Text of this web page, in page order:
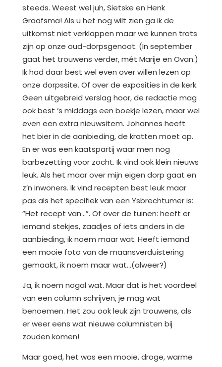
steeds. Weest wel juh, Sietske en Henk
Graafsma! Als u het nog wilt zien ga ik de
uitkomst niet verklappen maar we kunnen trots
zijn op onze oud-dorpsgenoot. (In september
gaat het trouwens verder, mét Marije en Ovan.)
Ik had daar best wel even over willen lezen op
onze dorpssite. Of over de exposities in de kerk.
Geen uitgebreid verslag hoor, de redactie mag
ook best ’s middags een boekje lezen, maar wel
even een extra nieuwsitem. Johannes heeft
het bier in de aanbieding, de kratten moet op.
En er was een kaatspartij waar men nog
barbezetting voor zocht. Ik vind ook klein nieuws
leuk. Als het maar over mijn eigen dorp gaat en
z’n inwoners. Ik vind recepten best leuk maar
pas als het specifiek van een Ysbrechtumer is:
“Het recept van…”. Of over de tuinen: heeft er
iemand stekjes, zaadjes of iets anders in de
aanbieding, ik noem maar wat. Heeft iemand
een mooie foto van de maansverduistering
gemaakt, ik noem maar wat…(alweer?)
Ja, ik noem nogal wat. Maar dat is het voordeel
van een column schrijven, je mag wat
benoemen. Het zou ook leuk zijn trouwens, als
er weer eens wat nieuwe columnisten bij
zouden komen!
Maar goed, het was een mooie, droge, warme